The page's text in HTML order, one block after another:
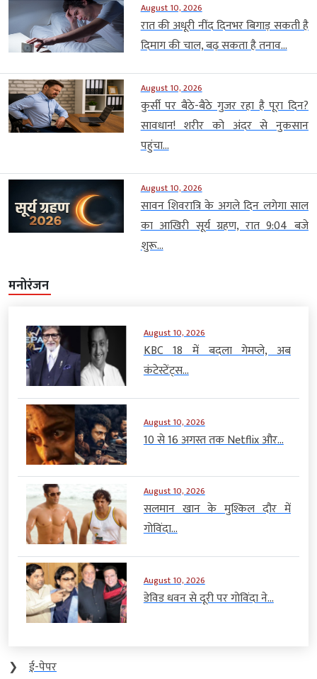
August 10, 2026
रात की अधूरी नींद दिनभर बिगाड़ सकती है
दिमाग की चाल, बढ़ सकता है तनाव...
August 10, 2026
कुर्सी पर बैठे-बैठे गुजर रहा है पूरा दिन?
सावधान! शरीर को अंदर से नुकसान
पहुंचा...
August 10, 2026
सावन शिवरात्रि के अगले दिन लगेगा साल
का आखिरी सूर्य ग्रहण, रात 9:04 बजे
शुरू...
मनोरंजन
August 10, 2026
KBC 18 में बदला गेमप्ले, अब
कंटेस्टेंट्स...
August 10, 2026
10 से 16 अगस्त तक Netflix और...
August 10, 2026
सलमान खान के मुश्किल दौर में
गोविंदा...
August 10, 2026
डेविड धवन से दूरी पर गोविंदा ने...
❯
ई-पेपर